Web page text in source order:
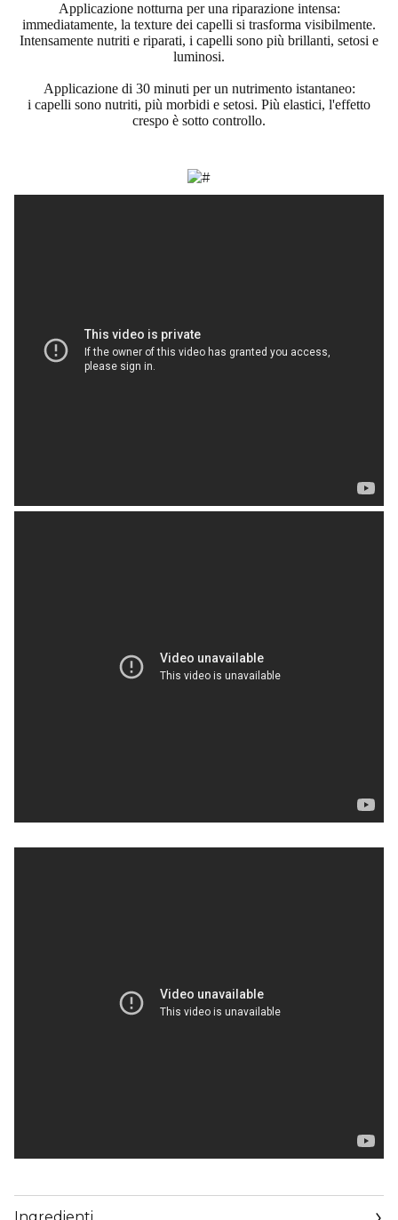
Applicazione notturna per una riparazione intensa:
immediatamente, la texture dei capelli si trasforma visibilmente.
Intensamente nutriti e riparati, i capelli sono più brillanti, setosi e
luminosi.
Applicazione di 30 minuti per un nutrimento istantaneo:
i capelli sono nutriti, più morbidi e setosi. Più elastici, l'effetto
crespo è sotto controllo.